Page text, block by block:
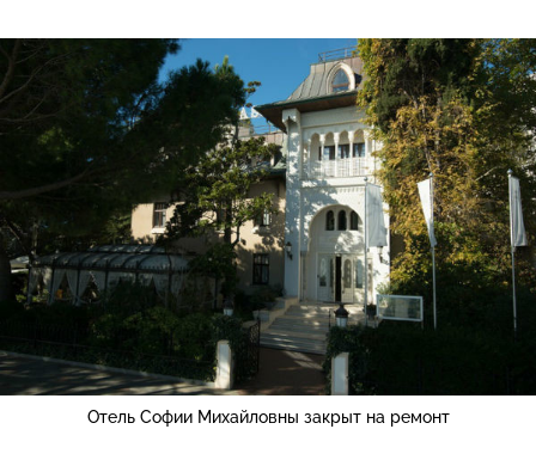
Отель Софии Михайловны закрыт на ремонт